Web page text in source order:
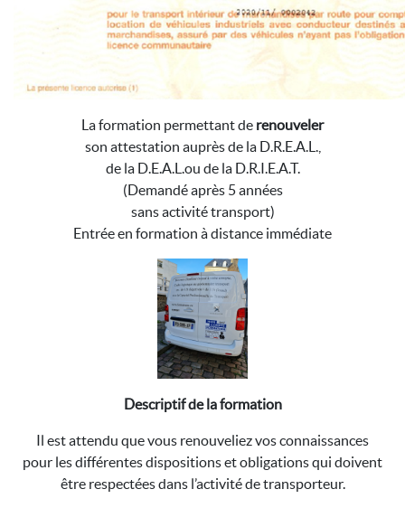
La formation permettant de renouveler
son attestation auprès de la D.R.E.A.L.,
de la D.E.A.L.ou de la D.R.I.E.A.T.
(Demandé après 5 années
sans activité transport)
Entrée en formation à distance immédiate
Descriptif de la formation
Il est attendu que vous renouveliez vos connaissances
pour les différentes dispositions et obligations qui doivent
être respectées dans l’activité de transporteur.